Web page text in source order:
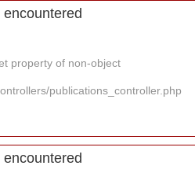
property of non-object
publications_controller.php